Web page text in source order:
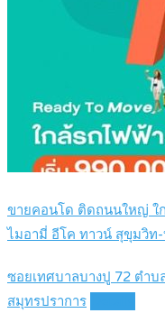
ขายคอนโด ติดถนนใหญ่ ใก
ไมอามี่ อีโค ทาวน์ สุขุมวิท-
ซอยเทศบาลบางปู 72 ตำบ
สมุทรปราการ